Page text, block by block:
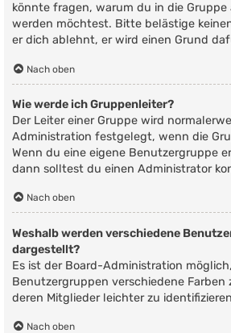
könnte fragen, warum du in die
werden möchtest. Bitte belästige
er dich ablehnt, er wird einen Grund
Nach oben
Wie werde ich Gruppenleiter?
Der Leiter einer Gruppe wird
Administration festgelegt, wenn die
Wenn du eine eigene Benutzergruppe
dann solltest du einen Administrator
Nach oben
Weshalb werden verschiedene
dargestellt?
Es ist der Board-Administration
Benutzergruppen verschiedene Farben
deren Mitglieder leichter zu
Nach oben